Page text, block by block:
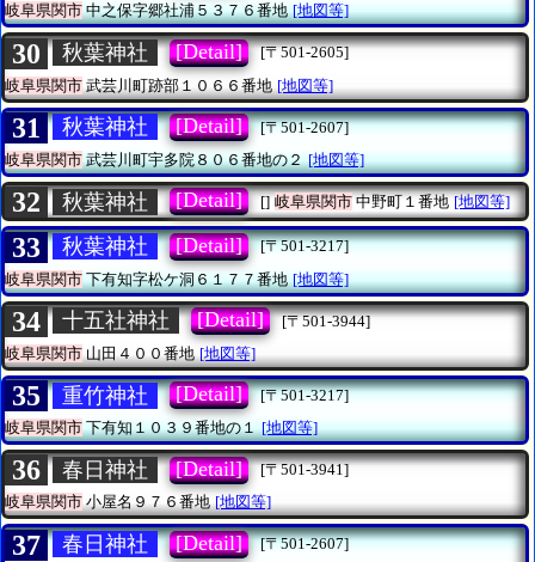
岐阜県関市中之保字郷社浦５３７６番地 [地図等]
30 秋葉神社 [Detail]
[〒501-2605]
岐阜県関市 武芸川町跡部１０６６番地 [地図等]
31 秋葉神社 [Detail]
[〒501-2607]
岐阜県関市武芸川町宇多院８０６番地の２ [地図等]
32 秋葉神社 [Detail] [] 岐阜県関市中野町１番地 [地図等]
33 秋葉神社 [Detail]
[〒501-3217]
岐阜県関市下有知字松ケ洞６１７７番地 [地図等]
34 十五社神社 [Detail]
[〒501-3944]
岐阜県関市 山田４００番地 [地図等]
35 重竹神社 [Detail]
[〒501-3217]
岐阜県関市下有知１０３９番地の１ [地図等]
36 春日神社 [Detail]
[〒501-3941]
岐阜県関市小屋名９７６番地 [地図等]
37 春日神社 [Detail]
[〒501-2607]